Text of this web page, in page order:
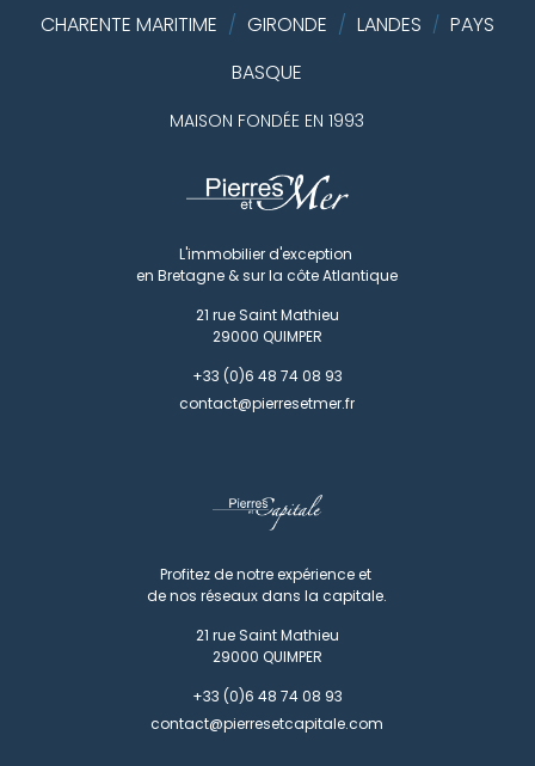
CHARENTE MARITIME / GIRONDE / LANDES / PAYS
BASQUE
MAISON FONDÉE EN 1993
L'immobilier d'exception
en Bretagne & sur la côte Atlantique
21 rue Saint Mathieu
29000 QUIMPER
+33 (0)6 48 74 08 93
contact@pierresetmer.fr
Profitez de notre expérience et
de nos réseaux dans la capitale.
21 rue Saint Mathieu
29000 QUIMPER
+33 (0)6 48 74 08 93
contact@pierresetcapitale.com